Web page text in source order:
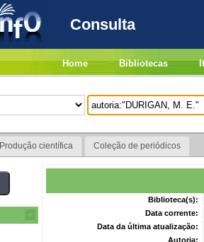
Consulta
Home Bibliotecas
Produção científica Coleção de periódicos
Biblioteca(s):
Data corrente:
Data da última atualização:
Autoria: